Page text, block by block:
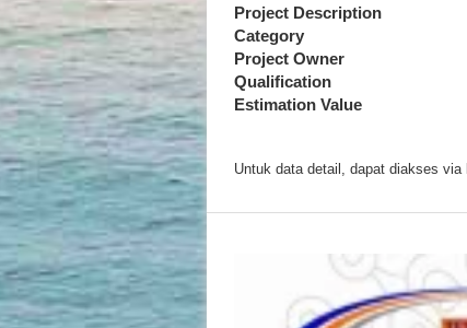
Project Description
Category
Project Owner
Qualification
Estimation Value
Untuk data detail, dapat diakses via